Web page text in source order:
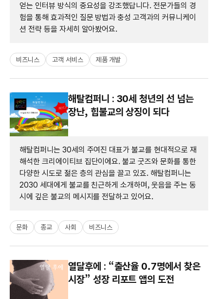
얻는 인터뷰 방식의 중요성을 강조했답니다. 전문가들의 경
험을 통해 효과적인 질문 방법과 충성 고객과의 커뮤니케이
션 전략 등을 자세히 알아봤어요.
비즈니스 고객 서비스 제품 개발
해탈컴퍼니 : 30세 청년의 선 넘는
장난, 힙불교의 상징이 되다
해탈컴퍼니는 30세의 주여진 대표가 불교를 현대적으로 재
해석한 크리에이티브 집단이에요. 불교 굿즈와 문화를 통한
다양한 시도로 젊은 층의 관심을 끌고 있죠. 해탈컴퍼니는
2030 세대에게 불교를 친근하게 소개하며, 웃음을 주는 동
시에 깊은 불교의 메시지를 전달하고 있어요.
문화 종교 사회 비즈니스
열달후에 : “출산율 0.7명에서 찾은
시장” 성장 리포트 앱의 도전